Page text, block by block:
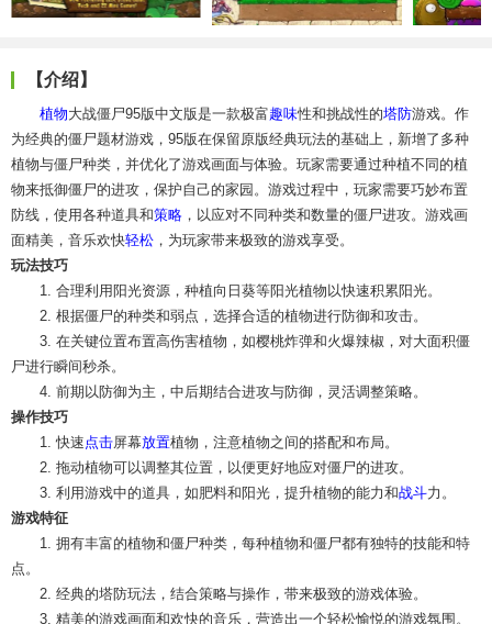
【介绍】
植物大战僵尸95版中文版是一款极富趣味性和挑战性的塔防游戏。作
为经典的僵尸题材游戏，95版在保留原版经典玩法的基础上，新增了多种
植物与僵尸种类，并优化了游戏画面与体验。玩家需要通过种植不同的植
物来抵御僵尸的进攻，保护自己的家园。游戏过程中，玩家需要巧妙布置
防线，使用各种道具和策略 ，以应对不同种类和数量的僵尸进攻。游戏画
面精美，音乐欢快轻松 ，为玩家带来极致的游戏享受。
玩法技巧
1. 合理利用阳光资源，种植向日葵等阳光植物以快速积累阳光。
2. 根据僵尸的种类和弱点，选择合适的植物进行防御和攻击。
3. 在关键位置布置高伤害植物，如樱桃炸弹和火爆辣椒，对大面积僵
尸进行瞬间秒杀。
4. 前期以防御为主，中后期结合进攻与防御，灵活调整策略。
操作技巧
1. 快速 点击屏幕放置植物，注意植物之间的搭配和布局。
2. 拖动植物可以调整其位置，以便更好地应对僵尸的进攻。
3. 利用游戏中的道具，如肥料和阳光，提升植物的能力和战斗力。
游戏特征
1. 拥有丰富的植物和僵尸种类，每种植物和僵尸都有独特的技能和特
点。
2. 经典的塔防玩法，结合策略与操作，带来极致的游戏体验。
3. 精美的游戏画面和欢快的音乐，营造出一个轻松愉悦的游戏氛围。